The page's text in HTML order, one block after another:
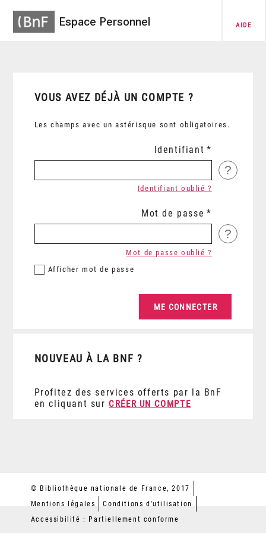
Espace Personnel AIDE
VOUS AVEZ DÉJÀ UN COMPTE ?
Les champs avec un astérisque sont obligatoires.
Identifiant
?
Identifiant oublié ?
Mot de passe
?
Afficher mot de passe
Mot de passe oublié ?
NOUVEAU À LA BNF ?
Profitez des services offerts par la BnF
en cliquant sur CRÉER UN COMPTE
© Bibliothèque nationale de France, 2017
Mentions légales
Conditions d'utilisation
Accessibilité : Partiellement conforme